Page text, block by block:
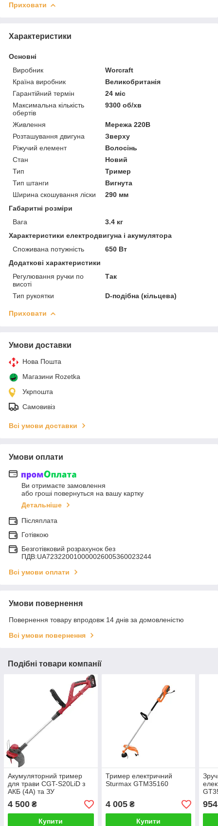
Приховати
Характеристики
Основні
Виробник
Worcraft
Країна виробник
Великобританія
Гарантійний термін
24 міс
Максимальна кількість
обертів
9300 об/хв
Живлення
Мережа 220В
Розташування двигуна
Зверху
Ріжучий елемент
Волосінь
Стан
Новий
Тип
Тример
Тип штанги
Вигнута
Ширина скошування ліски
290 мм
Габаритні розміри
Вага
3.4 кг
Характеристики електродвигуна і акумулятора
Споживана потужність
650 Вт
Додаткові характеристики
Регулювання ручки по
висоті
Так
Тип рукоятки D-подібна (кільцева)
Приховати
Умови доставки
Нова Пошта
Магазини Rozetka
Укрпошта
Самовивіз
Всі умови доставки
Умови оплати
Ви отримаєте замовлення
або гроші повернуться на вашу картку
Детальніше
Післяплата
Готівкою
Безготівковий розрахунок без
ПДВ:UA723220010000026005360023244
Всі умови оплати
Умови повернення
Повернення товару впродовж 14 днів за домовленістю
Всі умови повернення
Подібні товари компанії
Акумуляторний тример
для трави CGT-S20LiD з
АКБ (4А) та ЗУ
4 500 ₴
Купити
Тример електричний
Sturmax GTM35160
4 005₴
Купити
954